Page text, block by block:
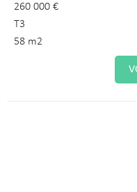
260 000 €
T3
58 m2